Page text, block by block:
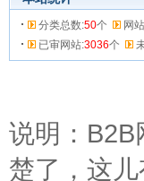
分类总数:50个 网
已审网站:3036个
说明：B2B
楚了，这